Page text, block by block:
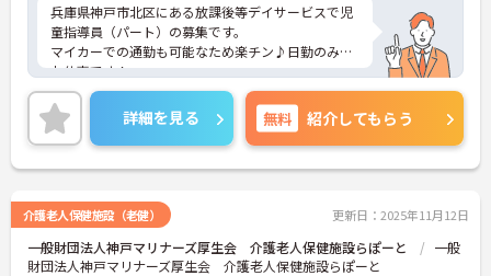
兵庫県神戸市北区にある放課後等デイサービスで児
童指導員（パート）の募集です。
マイカーでの通勤も可能なため楽チン♪日勤のみの
お仕事です！
シフトの相談もできるため自分のペースでお仕事が
できます◎ブランクがある方も研修があり指導もき
ちんと入りますので安心して働くことができる環境
です！
こちらの求人にご興味がございましたら面接のポイ
ます。
詳細を見る 無料 紹介してもらう
介護老人保健施設（老健） 更新日：2025年11月12日
一般財団法人神戸マリナーズ厚生会 介護老人保健施設らぽーと
一般
財団法人神戸マリナーズ厚生会 介護老人保健施設らぽーと